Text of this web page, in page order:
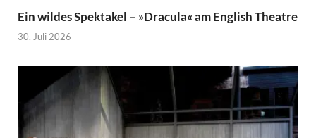
Ein wildes Spektakel – »Dracula« am English Theatre
30. Juli 2026